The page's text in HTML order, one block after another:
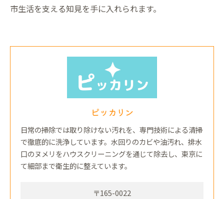
市生活を支える知見を手に入れられます。
ピッカリン
日常の掃除では取り除けない汚れを、専門技術による清掃
で徹底的に洗浄しています。水回りのカビや油汚れ、排水
口のヌメリをハウスクリーニングを通じて除去し、東京に
て細部まで衛生的に整えています。
〒165-0022